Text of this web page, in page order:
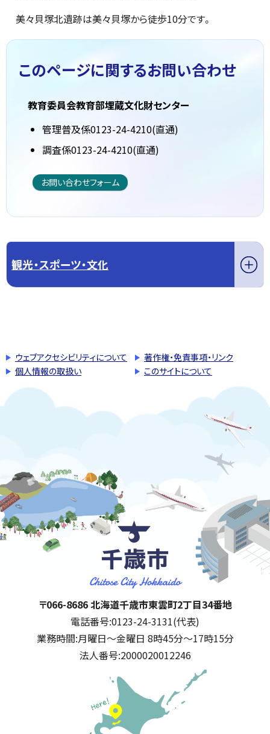
美々貝塚北遺跡は美々貝塚から徒歩10分です。
このページに関するお問い合わせ
教育委員会教育部埋蔵文化財センター
管理普及係0123-24-4210(直通)
調査係0123-24-4210(直通)
お問い合わせフォーム
観光・スポーツ・文化
ウェブアクセシビリティについて
著作権・免責事項・リンク
個人情報の取扱い
このサイトについて
千歳市
住所:
〒066-8686 北海道千歳市東雲町2丁目34番地
電話番号:0123-24-3131(代表)
業務時間:月曜日～金曜日 8時45分～17時15分
法人番号:2000020012246